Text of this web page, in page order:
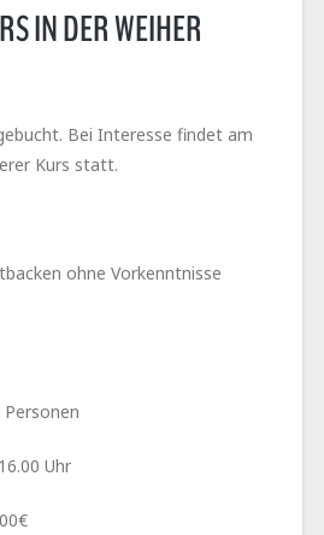
IN DER WEIHER
Bei Interesse findet am
Kurs statt.
ohne Vorkenntnisse
Uhr